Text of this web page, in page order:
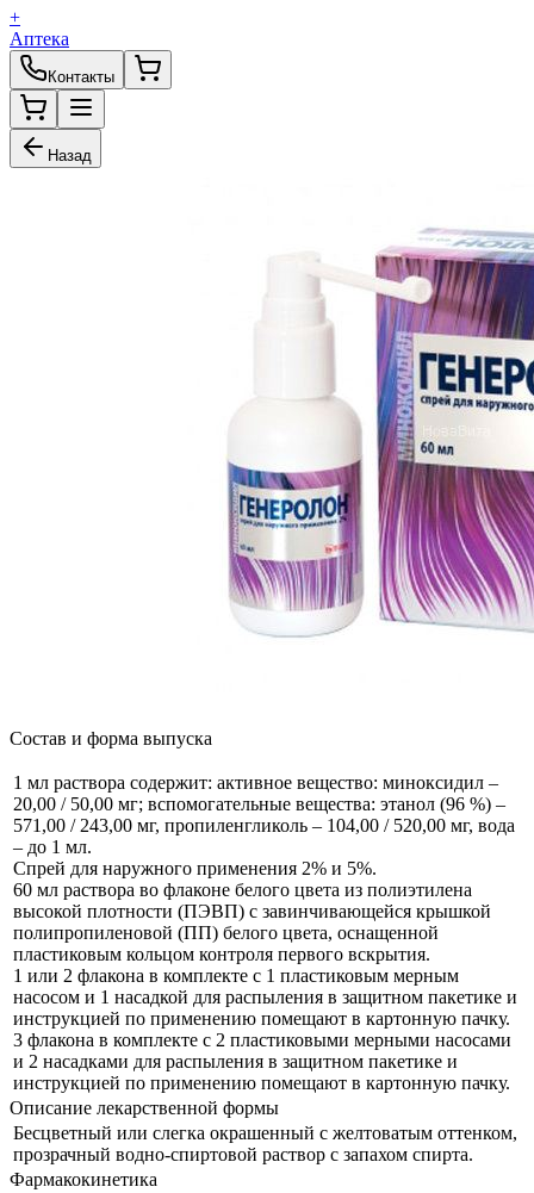
+
Аптека
Контакты
Назад
Состав и форма выпуска
1 мл раствора содержит: активное вещество: миноксидил –
20,00 / 50,00 мг; вспомогательные вещества: этанол (96 %) –
571,00 / 243,00 мг, пропиленгликоль – 104,00 / 520,00 мг, вода
– до 1 мл.
Спрей для наружного применения 2% и 5%.
60 мл раствора во флаконе белого цвета из полиэтилена
высокой плотности (ПЭВП) с завинчивающейся крышкой
полипропиленовой (ПП) белого цвета, оснащенной
пластиковым кольцом контроля первого вскрытия.
1 или 2 флакона в комплекте с 1 пластиковым мерным
насосом и 1 насадкой для распыления в защитном пакетике и
инструкцией по применению помещают в картонную пачку.
3 флакона в комплекте с 2 пластиковыми мерными насосами
и 2 насадками для распыления в защитном пакетике и
инструкцией по применению помещают в картонную пачку.
Описание лекарственной формы
Бесцветный или слегка окрашенный с желтоватым оттенком,
прозрачный водно-спиртовой раствор с запахом спирта.
Фармакокинетика